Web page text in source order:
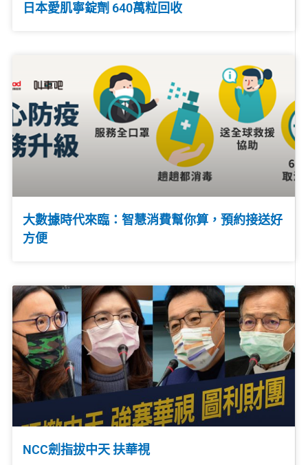
日本愛肌寧錠劑 640萬粒回收
大數據時代來臨：智慧消費幫你算，預約接送好
方便
NCC劍指拔中天 扶華視